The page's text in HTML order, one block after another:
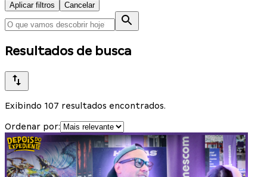
Aplicar filtros Cancelar
Resultados de busca
Exibindo 107 resultados encontrados.
Ordenar por: